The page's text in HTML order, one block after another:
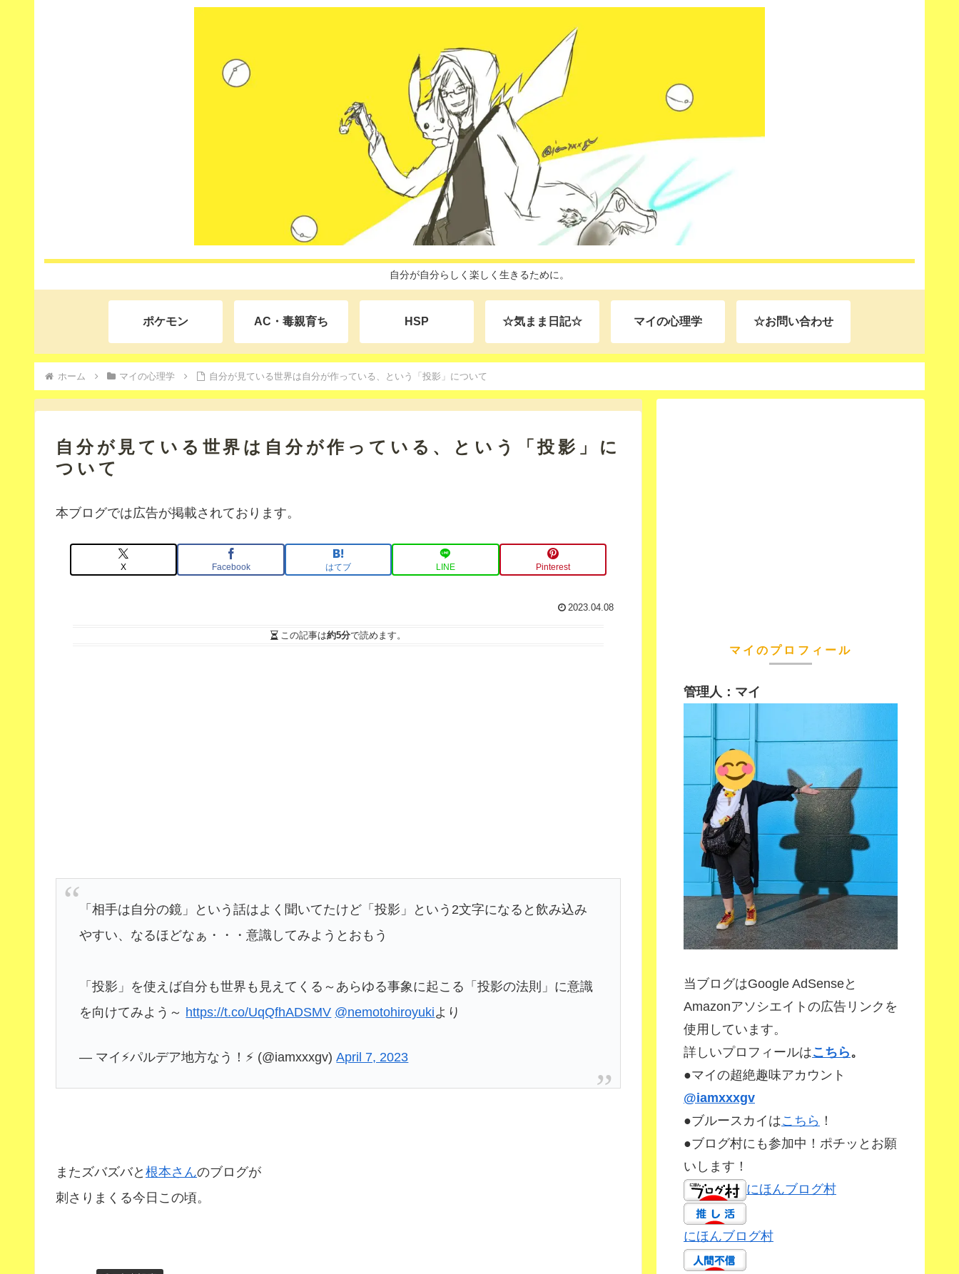
自分が自分らしく楽しく生きるために。
ポケモン AC・毒親育ち HSP ☆気まま日記☆ マイの心理学 ☆お問い合わせ
ホーム マイの心理学 自分が見ている世界は自分が作っている、という「投影」について
自分が見ている世界は自分が作っている、という「投影」に
ついて
本ブログでは広告が掲載されております。
X Facebook はてブ LINE Pinterest
2023.04.08
この記事は約5分で読めます。
「相手は自分の鏡」という話はよく聞いてたけど「投影」という2文字になると飲み込み
やすい、なるほどなぁ・・・意識してみようとおもう
「投影」を使えば自分も世界も見えてくる～あらゆる事象に起こる「投影の法則」に意識
を向けてみよう～ https://t.co/UqQfhADSMV @nemotohiroyukiより
— マイ⚡️パルデア地方なう！⚡️ (@iamxxxgv)April 7, 2023
またズバズバと 根本さんのブログが
刺さりまくる今日この頃。
マイのプロフィール
管理人：マイ
当ブログはGoogle AdSenseと
Amazonアソシエイトの広告リンクを
使用しています。
詳しいプロフィールはこちら。
●マイの超絶趣味アカウント
@iamxxxgv
●ブルースカイはこちら ！
●ブログ村にも参加中！ポチッとお願
いします！
にほんブログ村
にほんブログ村